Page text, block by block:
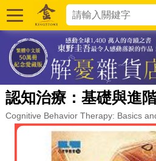
認知治療：基礎與進
Cognitive Behavior Therapy: Basics